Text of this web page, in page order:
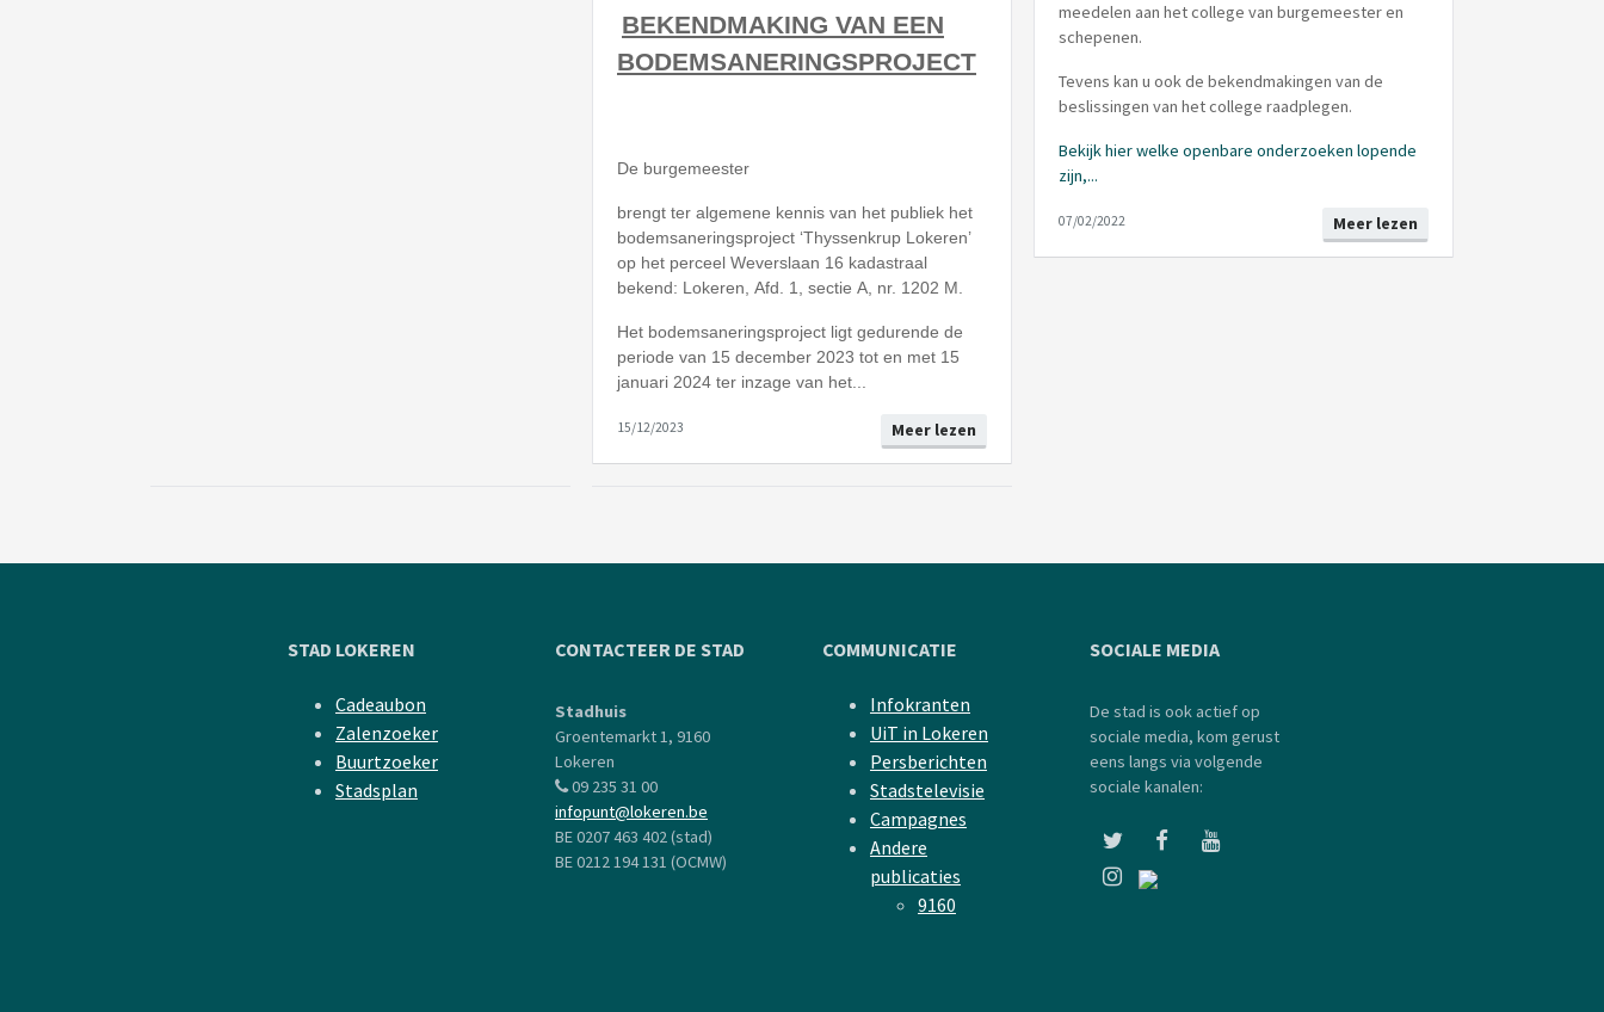
BEKENDMAKING VAN EEN
BODEMSANERINGSPROJECT
De burgemeester
brengt ter algemene kennis van het publiek het
bodemsaneringsproject ‘Thyssenkrup Lokeren’
op het perceel Weverslaan 16 kadastraal
bekend: Lokeren, Afd. 1, sectie A, nr. 1202 M.
Het bodemsaneringsproject ligt gedurende de
periode van 15 december 2023 tot en met 15
januari 2024 ter inzage van het...
Meer lezen
15/12/2023
meedelen aan het college van burgemeester en
schepenen.
Tevens kan u ook de bekendmakingen van de
beslissingen van het college raadplegen.
Bekijk hier welke openbare onderzoeken lopende
zijn,...
Meer lezen
07/02/2022
STAD LOKEREN
Cadeaubon
Zalenzoeker
Buurtzoeker
Stadsplan
CONTACTEER DE STAD
Stadhuis
Groentemarkt 1, 9160
Lokeren
09 235 31 00
infopunt@lokeren.be
BE 0207 463 402 (stad)
BE 0212 194 131 (OCMW)
COMMUNICATIE
Infokranten
UiT in Lokeren
Persberichten
Stadstelevisie
Campagnes
Andere
publicaties
9160
SOCIALE MEDIA
De stad is ook actief op
sociale media, kom gerust
eens langs via volgende
sociale kanalen: